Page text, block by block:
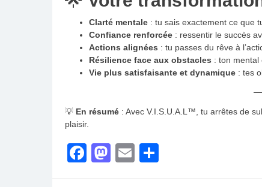
Clarté mentale : tu sais exactement ce que
Confiance renforcée : ressentir le succès
Actions alignées : tu passes du rêve à
Résilience face aux obstacles : ton mental
Vie plus satisfaisante et dynamique : tes
💡 En résumé : Avec V.I.S.U.A.L™, tu arrêtes de
plaisir.
Facebook
Mastodon
Email